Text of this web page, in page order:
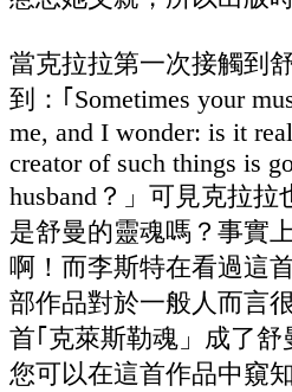
當克拉拉第一次接觸到
到：｢Sometimes your
me, and I wonder: is it
creator of such things is
husband？」可見克拉
是舒曼的靈魂嗎？事實
啊！而李斯特在看過這
部作品對於一般人而言
首｢克萊斯勒魂」成了舒
您可以在這首作品中窺